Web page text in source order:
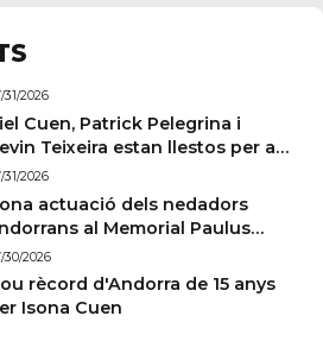
31/2026
Cuen, Patrick Pelegrina i
Teixeira estan llestos per a
31/2026
actuació dels nedadors
al Memorial Paulus
de Sabadell
30/2026
rècord d'Andorra de 15 anys
Isona Cuen